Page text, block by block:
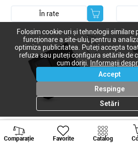
În rate
79 028 lei
Recuperator de aer cu sistem
Comparație Favorite Catalog
Folosim cookie-uri și tehnologii similare
funcționare a site-ului, pentru a
optimiza publicitatea. Puteți accepta
refuza sau puteți configura setările de
cum doriți.
Informații
Accept
Respinge
Setări